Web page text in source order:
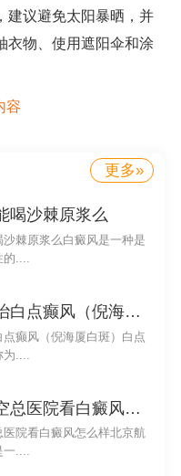
建议避免太阳暴晒，并
衣物、使用遮阳伞和涂
常现象的一种表现，
候，尽量减少婴儿暴露
儿皮肤的湿润和干燥，
父母带来一些担心，但
的皮肤健康发展。记住
理和保护，以一些他们
特别白
容
更多»
喝沙棘原浆么
沙棘原浆么白癜风是一种是
的....
倪海厦治白点癫风（倪海厦白斑）
点癫风（倪海厦白斑）白点
....
北京航空总医院看白癜风怎么样
医院看白癜风怎么样北京航
一....